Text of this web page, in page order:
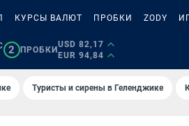
КУРСЫ ВАЛЮТ ПРОБКИ ZODY
2 ПРОБКИ
USD 82,17
EUR 94,84
Туристы и сирены в Геленджике